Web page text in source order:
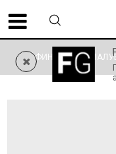
ФИНАЛНО